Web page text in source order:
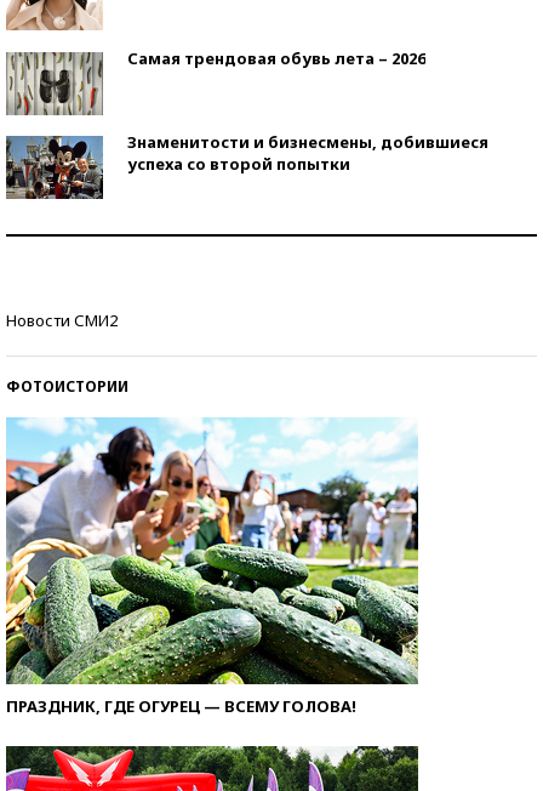
Самая трендовая обувь лета – 2026
Знаменитости и бизнесмены, добившиеся
успеха со второй попытки
Новости СМИ2
ФОТОИСТОРИИ
ПРАЗДНИК, ГДЕ ОГУРЕЦ — ВСЕМУ ГОЛОВА!